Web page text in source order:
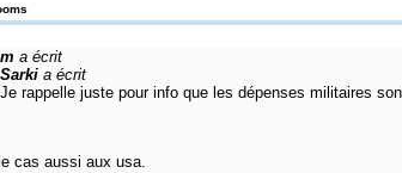
a écrit
Sarki a écrit
Je rappelle juste pour info que les dépenses militaires
cas aussi aux usa.